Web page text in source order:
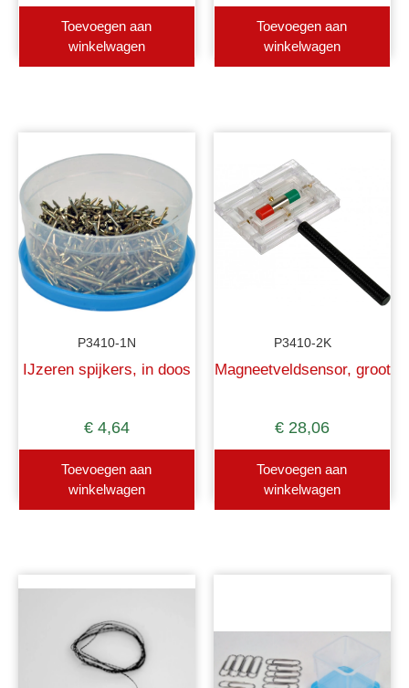
Toevoegen aan
winkelwagen
Toevoegen aan
winkelwagen
P3410-1N
IJzeren spijkers, in doos
€ 4,64
Toevoegen aan
winkelwagen
P3410-2K
Magneetveldsensor, groot
€ 28,06
Toevoegen aan
winkelwagen